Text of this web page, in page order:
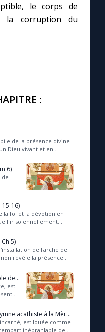
le corps de
la corruption du
:
de la présence divine
Dieu vivant et en
6)
de
15-16)
la foi et la dévotion en
solennellement
5)
de l'arche de
révèle la présence
de
est
...
acathiste à la Mère
est louée comme
inébranlable de